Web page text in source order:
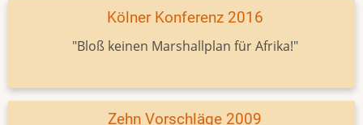
Kölner Konferenz 2016
"Bloß keinen Marshallplan für Afrika!"
Zehn Vorschläge 2009